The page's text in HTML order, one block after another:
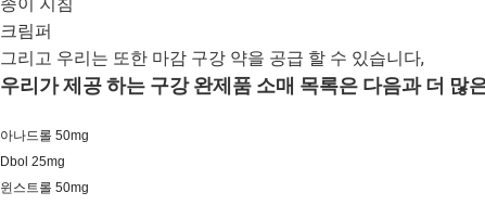
크림퍼
그리고 우리는 또한 마감 구강 약을 공급 할 수 있습니다,
우리가 제공 하는 구강 완제품 소매 목록은 다음과 더 많
아나드롤 50mg
Dbol 25mg
윈스트롤 50mg